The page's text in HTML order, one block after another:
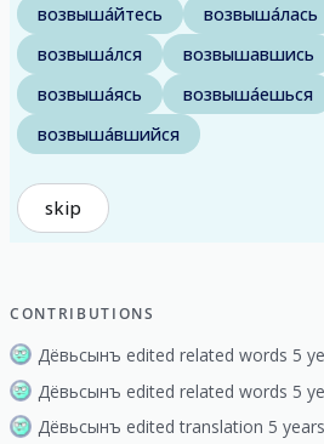
возвыша́йтесь возвыша́лась
возвыша́лся
возвышавшись
возвыша́ясь
возвыша́ешься
возвыша́вшийся
skip
CONTRIBUTIONS
Дёвьсынъ edited related words 5
Дёвьсынъ edited related words 5
Дёвьсынъ edited translation 5